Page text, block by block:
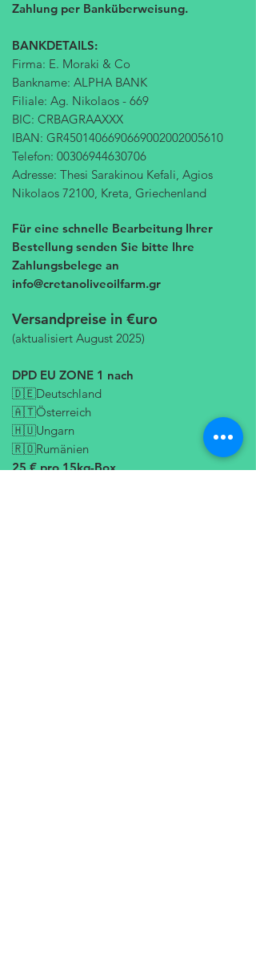
Zahlung per Banküberweisung.
BANKDETAILS:
Firma: E. Moraki & Co
Bankname: ALPHA BANK
Filiale: Ag. Nikolaos - 669
BIC: CRBAGRAAXXX
IBAN: GR4501406690669002002005610
Telefon: 00306944630706
Adresse: Thesi Sarakinou Kefali, Agios
Nikolaos 72100, Kreta, Griechenland
Für eine schnelle Bearbeitung Ihrer
Bestellung senden Sie bitte Ihre
Zahlungsbelege an
info@cretanoliveoilfarm.gr
Versandpreise in €uro
(aktualisiert August 2025)
DPD EU ZONE 1 nach
🇩🇪Deutschland
🇦🇹Österreich
🇭🇺Ungarn
🇷🇴Rumänien
25 € pro 15kg-Box